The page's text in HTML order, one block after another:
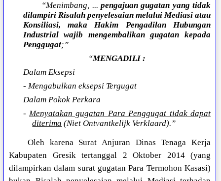
“Menimbang, ...pengajuan gugatan yang tidak
dilampiri Risalah penyelesaian melalui Mediasi atau
Konsiliasi, maka Hakim Pengadilan Hubungan
Industrial wajib mengembalikan gugatan kepada
Penggugat;”
“MENGADILI :
Dalam Eksepsi
- Mengabulkan eksepsi Tergugat
Dalam Pokok Perkara
- Menyatakan gugatan Para Penggugat tidak dapat
diterima (Niet Ontvantkelijk Verklaard).”
Oleh karena Surat Anjuran Dinas Tenaga Kerja
Kabupaten Gresik tertanggal 2 Oktober 2014 (yang
dilampirkan dalam surat gugatan Para Termohon Kasasi)